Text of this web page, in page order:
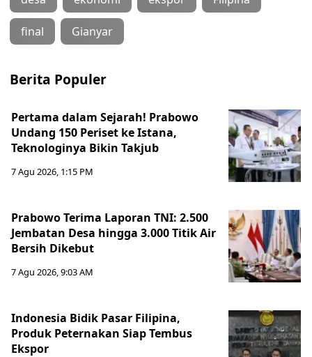
final Gianyar
Berita Populer
Pertama dalam Sejarah! Prabowo
Undang 150 Periset ke Istana,
Teknologinya Bikin Takjub
7 Agu 2026, 1:15 PM
Prabowo Terima Laporan TNI: 2.500
Jembatan Desa hingga 3.000 Titik Air
Bersih Dikebut
7 Agu 2026, 9:03 AM
Indonesia Bidik Pasar Filipina,
Produk Peternakan Siap Tembus
Ekspor